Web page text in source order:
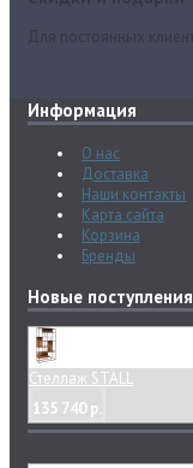
Информация
О нас
Доставка
Наши контакты
Карта сайта
Корзина
Бренды
Новые поступления
Стеллаж STALL
135 740 р.